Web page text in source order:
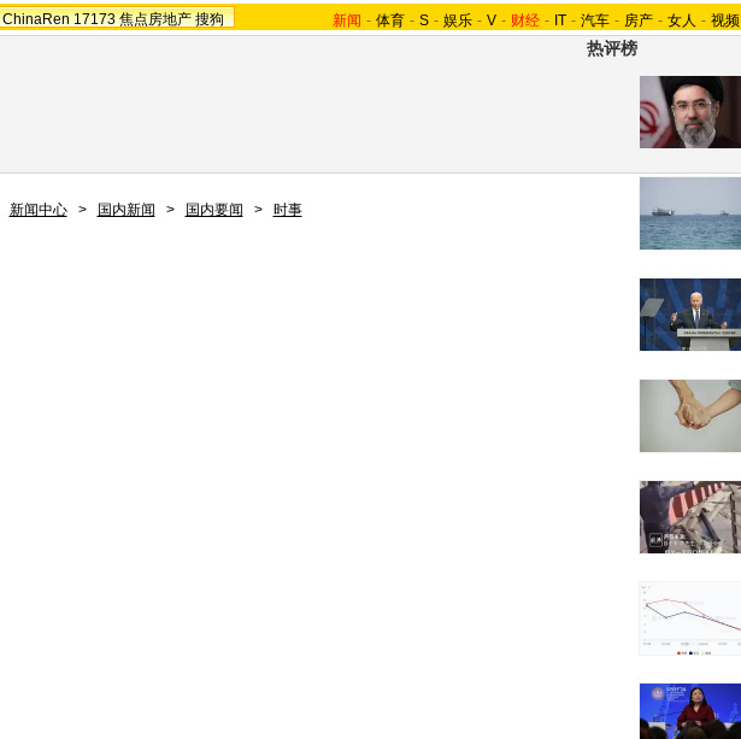
ChinaRen 17173 焦点房地产 搜狗 新闻 - 体育 - S - 娱乐 - V - 财经 - IT - 汽车 - 房产 - 女人 - 视频
热评榜
新闻中心 > 国内新闻 > 国内要闻 > 时事